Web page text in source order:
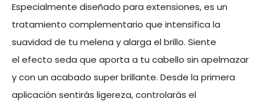
Especialmente diseñado para extensiones, es un
tratamiento complementario que intensifica la
suavidad de tu melena y alarga el brillo. Siente
el efecto seda que aporta a tu cabello sin apelmazar
y con un acabado super brillante. Desde la primera
aplicación sentirás ligereza, controlarás el